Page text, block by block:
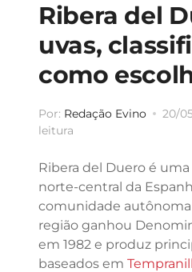
Ribera del
uvas,
como
Por: Redação Evino 20/
leitura
Ribera del Duero é
norte-central da
comunidade autônoma
região ganhou
em 1982 e produz
baseados em